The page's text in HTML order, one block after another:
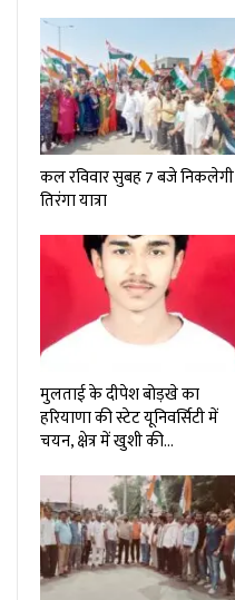
कल रविवार सुबह 7 बजे निकलेगी
तिरंगा यात्रा
मुलताई के दीपेश बोड़खे का
हरियाणा की स्टेट यूनिवर्सिटी में
चयन, क्षेत्र में खुशी की…